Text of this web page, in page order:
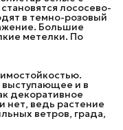
лососево-
в темно-розовый
Большие
метелки. По
выступающее и в
декоративное
нет, ведь растение
ветров, града,